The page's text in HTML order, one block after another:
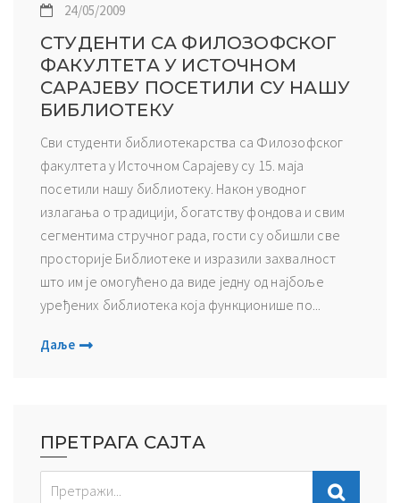
24/05/2009
СТУДЕНТИ СА ФИЛОЗОФСКОГ
ФАКУЛТЕТА У ИСТОЧНОМ
САРАЈЕВУ ПОСЕТИЛИ СУ НАШУ
БИБЛИОТЕКУ
Сви студенти библиотекарства са Филозофског
факултета у Источном Сарајеву су 15. маја
посетили нашу библиотеку. Након уводног
излагања о традицији, богатству фондова и свим
сегментима стручног рада, гости су обишли све
просторије Библиотеке и изразили захвалност
што им је омогућено да виде једну од најбоље
уређених библиотека која функционише по...
Даље
ПРЕТРАГА САЈТА